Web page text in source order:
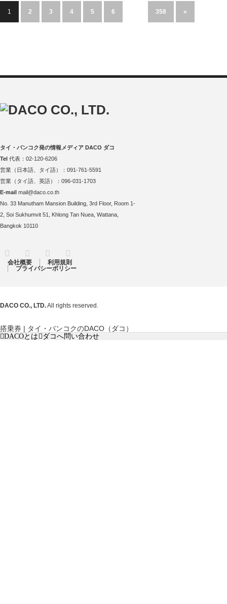
1 2 3 4 5 6 358 »
タイ・バンコク発の情報メディア DACO ダコ
Tel 代表：02-120-6206
営業（日本語、タイ語）：091-761-5591
営業（タイ語、英語）：096-031-1703
E-mail mail@daco.co.th
No. 33 Manutham Mansion Building, 3rd Floor, Room 1-
2, Soi Sukhumvit 51, Khlong Tan Nuea, Wattana,
Bangkok 10110
Twitter FacebookInstagram
会社概要
利用規則
プライバシーポリシー
DACO CO., LTD.All rights reserved.
搭乗券 | タイ・バンコクのDACO（ダコ）
DACOとは ダコへ問い合わせ